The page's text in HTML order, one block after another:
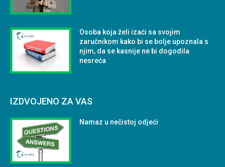
Osoba koja želi izaći sa svojim
zaručnikom kako bi se bolje upoznala s
njim, da se kasnije ne bi dogodila
nesreća
IZDVOJENO ZA VAS
Namaz u nečistoj odjeći